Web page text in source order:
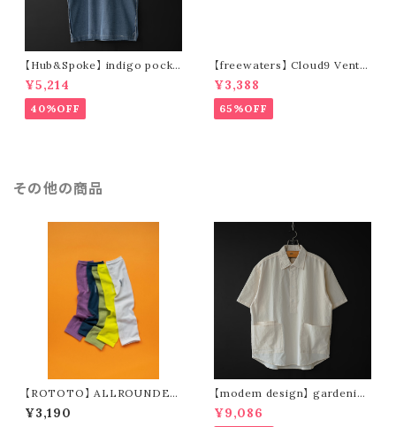
【Hub&Spoke】 indigo pocke
t t-shirt (light indigo)
¥5,214
40%OFF
【freewaters】 Cloud9 Ventu
re - Lace Up (brown)
¥3,388
65%OFF
その他の商品
【ROTOTO】 ALLROUNDER
TECH-MESH ”ARM SLEEV
E” R5167
¥3,190
【modem design】 gardenin
g s/s shirt (sand)
¥9,086